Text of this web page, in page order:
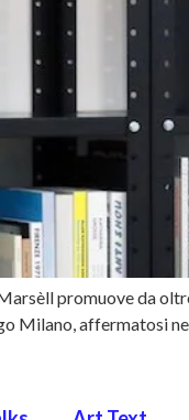
promuove da
Milano, affermatosi